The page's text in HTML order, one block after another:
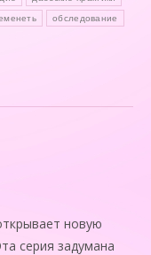
обследование
новую
серия задумана